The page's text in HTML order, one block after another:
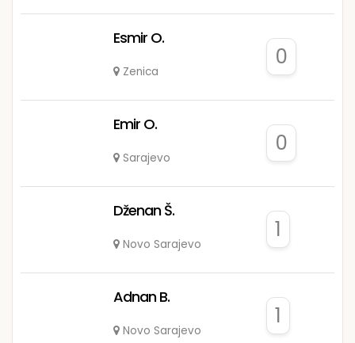
Esmir O.
Zenica
0
Emir O.
Sarajevo
0
Dženan Š.
Novo Sarajevo
1
Adnan B.
Novo Sarajevo
1